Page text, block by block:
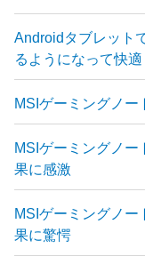
Androidタブレット
るようになって快適
MSIゲーミングノー
MSIゲーミングノ
果に感激
MSIゲーミングノ
果に驚愕